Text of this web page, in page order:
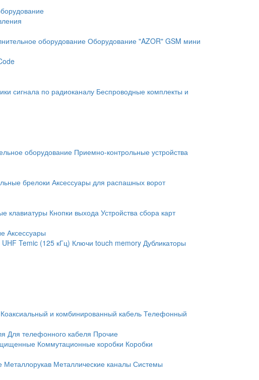
оборудование Оборудование "AZOR" GSM мини
сигнала по радиоканалу Беспроводные комплекты и
оборудование Приемно-контрольные устройства
брелоки Аксессуары для распашных ворот
клавиатуры Кнопки выхода Устройства сбора карт
Аксессуары
UHF Temic (125 кГц) Ключи touch memory Дубликаторы
Коаксиальный и комбинированный кабель Телефонный
Для телефонного кабеля Прочие
Коммутационные коробки Коробки
Металлорукав Металлические каналы Системы